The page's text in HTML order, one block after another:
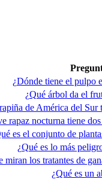
¿Dónde tiene el pulpo
¿Qué árbol da el
de América del
rapaz nocturna tiene
es el conjunto de
¿Qué es lo más
miran los tratantes de
¿Qué es un